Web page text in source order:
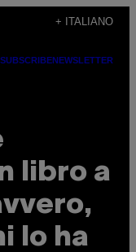
+ ITALIANO
SUBSCRIBENEWSLETTER
libro a
lo ha